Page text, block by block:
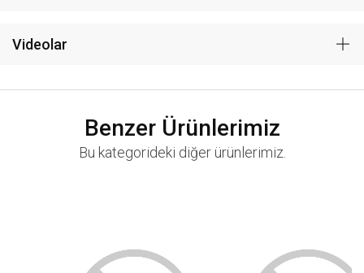
Videolar
Benzer Ürünlerimiz
Bu kategorideki diğer ürünlerimiz.